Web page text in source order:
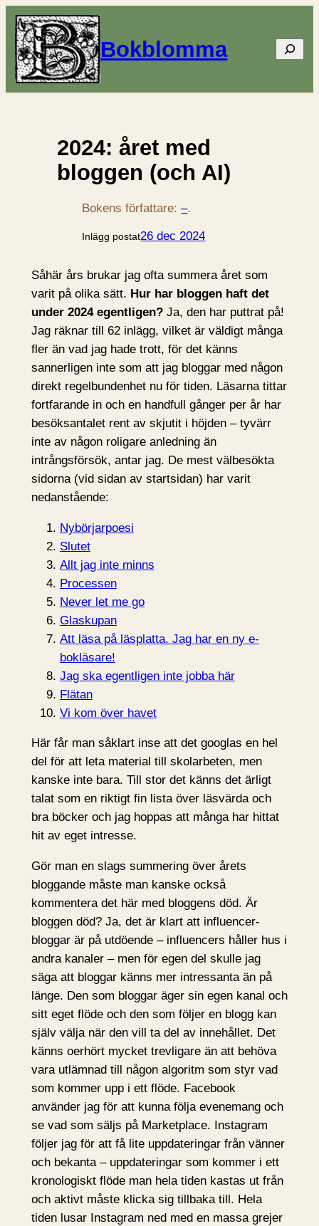
Bokblomma Sök
2024: året med
bloggen (och AI)
Bokens författare:–.
Inlägg postat26 dec 2024
Såhär års brukar jag ofta summera året som
varit på olika sätt. Hur har bloggen haft det
under 2024 egentligen?Ja, den har puttrat på!
Jag räknar till 62 inlägg, vilket är väldigt många
fler än vad jag hade trott, för det känns
sannerligen inte som att jag bloggar med någon
direkt regelbundenhet nu för tiden. Läsarna tittar
fortfarande in och en handfull gånger per år har
besöksantalet rent av skjutit i höjden – tyvärr
inte av någon roligare anledning än
intrångsförsök, antar jag. De mest välbesökta
sidorna (vid sidan av startsidan) har varit
nedanstående:
Nybörjarpoesi
Slutet
Allt jag inte minns
Processen
Never let me go
Glaskupan
Att läsa på läsplatta. Jag har en ny e-
bokläsare!
Jag ska egentligen inte jobba här
Flätan
Vi kom över havet
Här får man såklart inse att det googlas en hel
del för att leta material till skolarbeten, men
kanske inte bara. Till stor det känns det ärligt
talat som en riktigt fin lista över läsvärda och
bra böcker och jag hoppas att många har hittat
hit av eget intresse.
Gör man en slags summering över årets
bloggande måste man kanske också
kommentera det här med bloggens död. Är
bloggen död? Ja, det är klart att influencer-
bloggar är på utdöende – influencers håller hus i
andra kanaler – men för egen del skulle jag
säga att bloggar känns mer intressanta än på
länge. Den som bloggar äger sin egen kanal och
sitt eget flöde och den som följer en blogg kan
själv välja när den vill ta del av innehållet. Det
känns oerhört mycket trevligare än att behöva
vara utlämnad till någon algoritm som styr vad
som kommer upp i ett flöde. Facebook
använder jag för att kunna följa evenemang och
se vad som säljs på Marketplace. Instagram
följer jag för att få lite uppdateringar från vänner
och bekanta – uppdateringar som kommer i ett
kronologiskt flöde man hela tiden kastas ut från
och aktivt måste klicka sig tillbaka till. Hela
tiden lusar Instagram ned med en massa grejer